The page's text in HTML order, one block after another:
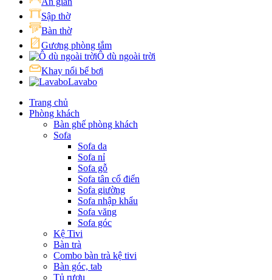
Sập thờ
Bàn thờ
Gương phòng tắm
Ô dù ngoài trời
Khay nổi bể bơi
Lavabo
Trang chủ
Phòng khách
Bàn ghế phòng khách
Sofa
Sofa da
Sofa nỉ
Sofa gỗ
Sofa tân cổ điển
Sofa giường
Sofa nhập khẩu
Sofa văng
Sofa góc
Kệ Tivi
Bàn trà
Combo bàn trà kệ tivi
Bàn góc, tab
Tủ rượu